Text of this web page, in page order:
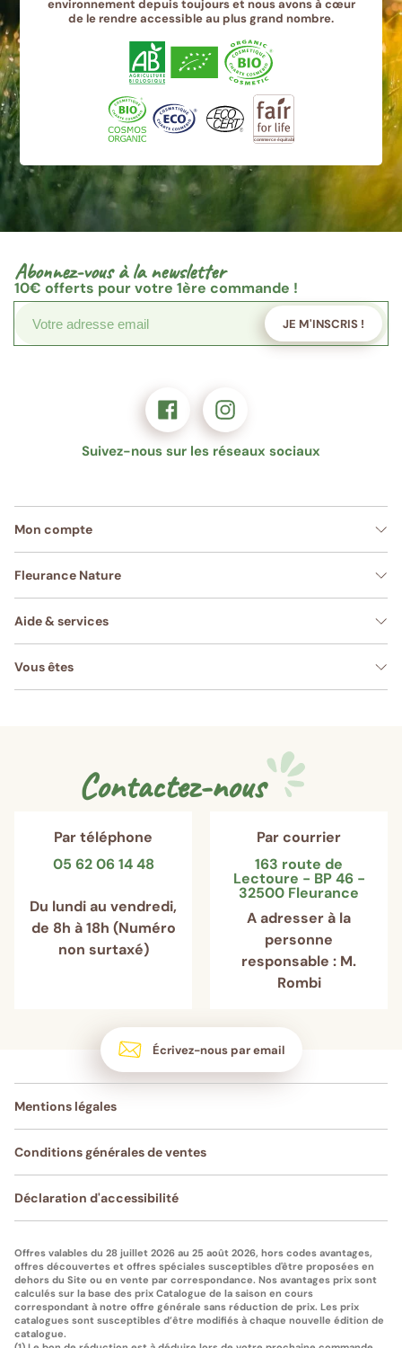
environnement depuis toujours et nous avons à cœur
de le rendre accessible au plus grand nombre.
Abonnez-vous à la newsletter
10€ offerts pour votre 1ère commande !
JE M'INSCRIS !
Suivez-nous sur les réseaux sociaux
Mon compte
Fleurance Nature
Aide & services
Vous êtes
Contactez-nous
Par téléphone
05 62 06 14 48
Du lundi au vendredi,
de 8h à 18h (Numéro
non surtaxé)
Par courrier
163 route de
Lectoure - BP 46 -
32500 Fleurance
A adresser à la
personne
responsable : M.
Rombi
Écrivez-nous par email
Mentions légales
Conditions générales de ventes
Déclaration d'accessibilité
Offres valables du 28 juillet 2026 au 25 août 2026, hors codes avantages,
offres découvertes et offres spéciales susceptibles d'être proposées en
dehors du Site ou en vente par correspondance. Nos avantages prix sont
calculés sur la base des prix Catalogue de la saison en cours
correspondant à notre offre générale sans réduction de prix. Les prix
catalogues sont susceptibles d’être modifiés à chaque nouvelle édition de
catalogue.